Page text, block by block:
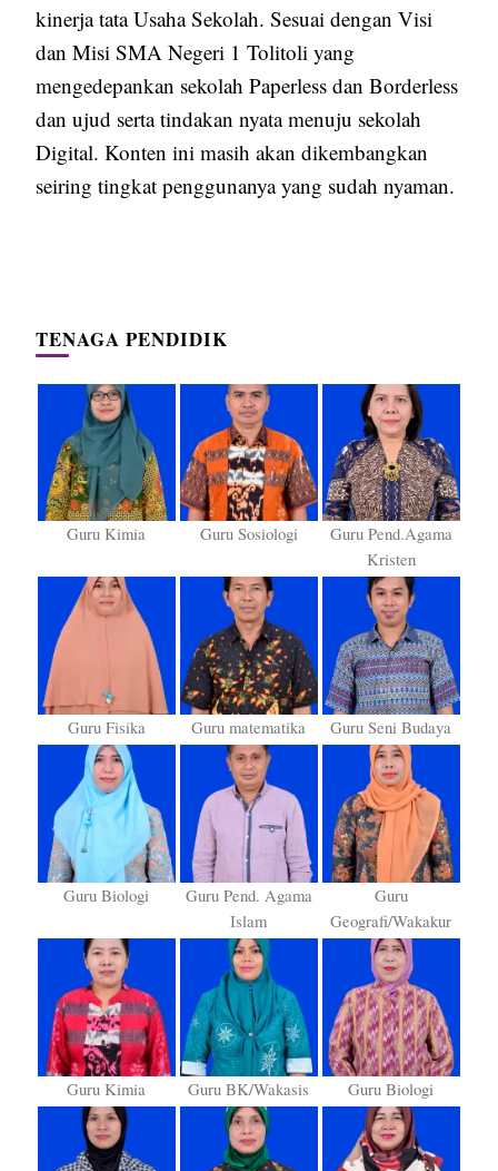
kinerja tata Usaha Sekolah. Sesuai dengan Visi
dan Misi SMA Negeri 1 Tolitoli yang
mengedepankan sekolah Paperless dan Borderless
dan ujud serta tindakan nyata menuju sekolah
Digital. Konten ini masih akan dikembangkan
seiring tingkat penggunanya yang sudah nyaman.
TENAGA PENDIDIK
Guru Kimia Guru Sosiologi
Guru Pend.Agama
Kristen
Guru Fisika Guru matematika Guru Seni Budaya
Guru Biologi
Guru Pend. Agama
Islam
Guru
Geografi/Wakakur
Guru Kimia Guru BK/Wakasis Guru Biologi